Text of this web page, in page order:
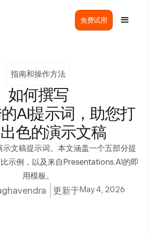
免费试用
指南和操作方法
如何撰写
AI提示词，助您打
色的演示文稿
文稿提示词。本文涵盖一个五部分提
示例，以及来自Presentations.AI的即
用模板。
更新于May 4, 2026